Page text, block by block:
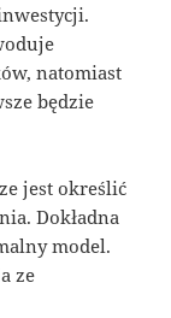
natomiast
będzie
jest określić
Dokładna
model.
ze